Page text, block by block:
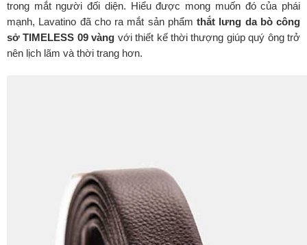
trong mắt người đối diện. Hiểu được mong muốn đó của phái
mạnh, Lavatino đã cho ra mắt sản phẩm thắt lưng da bò công
sở TIMELESS 09 vàng với thiết kế thời thượng giúp quý ông trở
nên lịch lãm và thời trang hơn.